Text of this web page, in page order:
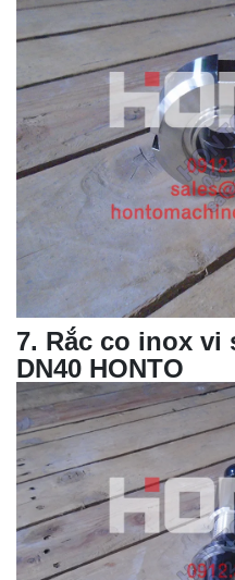
7. Rắc co inox vi
DN40 HONTO